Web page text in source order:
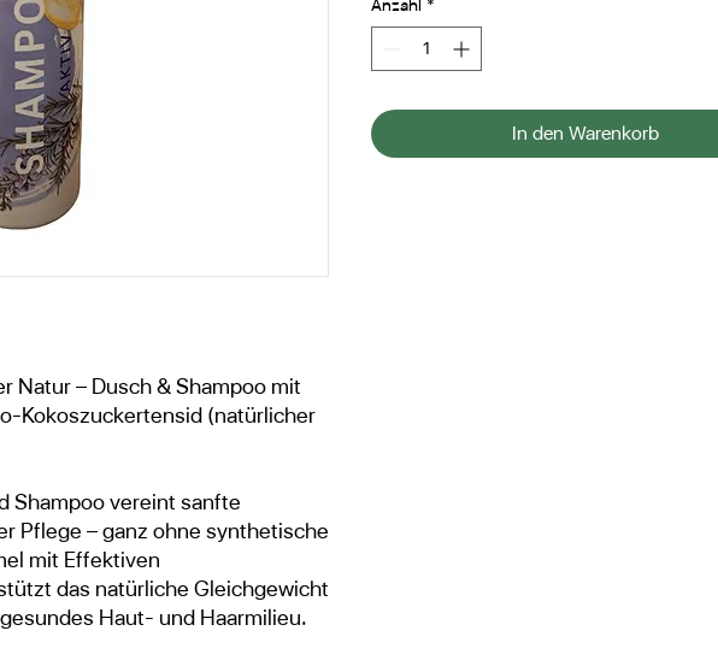
Natur – Dusch & Shampoo mit
Kokoszuckertensid (natürlicher
Shampoo vereint sanfte
Pflege – ganz ohne synthetische
mit Effektiven
das natürliche Gleichgewicht
Haut- und Haarmilieu.
Anzahl *
In den Warenkorb